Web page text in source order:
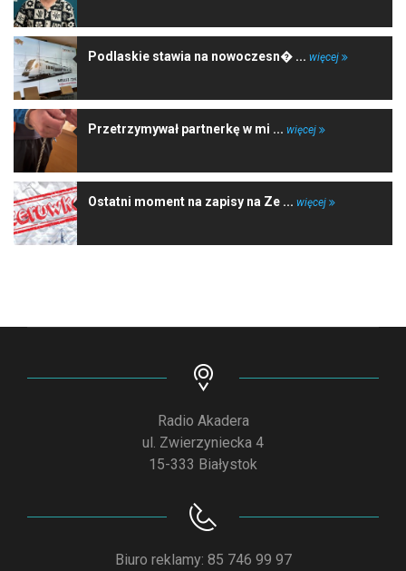
Podlaskie stawia na nowoczesn� ... więcej
Przetrzymywał partnerkę w mi ... więcej
Ostatni moment na zapisy na Ze ... więcej
Radio Akadera
ul. Zwierzyniecka 4
15-333 Białystok
Biuro reklamy: 85 746 99 97